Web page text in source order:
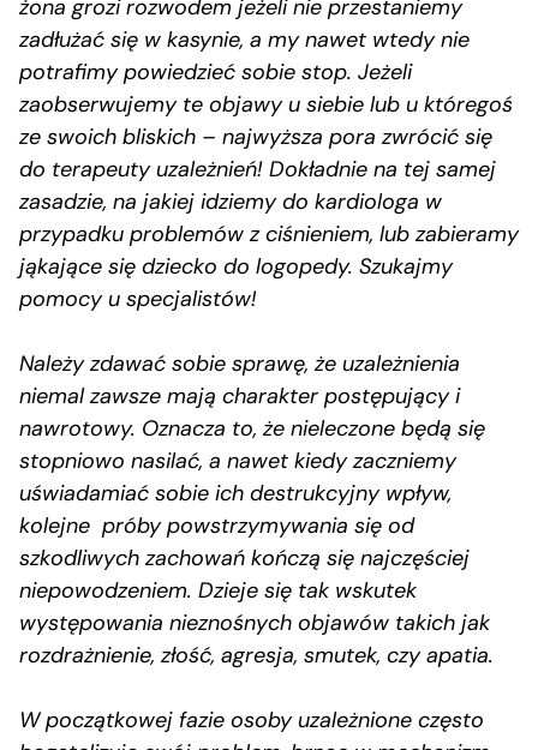
żona grozi rozwodem jeżeli nie przestaniemy
zadłużać się w kasynie, a my nawet wtedy nie
potrafimy powiedzieć sobie stop. Jeżeli
zaobserwujemy te objawy u siebie lub u któregoś
ze swoich bliskich – najwyższa pora zwrócić się
do terapeuty uzależnień! Dokładnie na tej samej
zasadzie, na jakiej idziemy do kardiologa w
przypadku problemów z ciśnieniem, lub zabieramy
jąkające się dziecko do logopedy. Szukajmy
pomocy u specjalistów!
Należy zdawać sobie sprawę, że uzależnienia
niemal zawsze mają charakter postępujący i
nawrotowy. Oznacza to, że nieleczone będą się
stopniowo nasilać, a nawet kiedy zaczniemy
uświadamiać sobie ich destrukcyjny wpływ,
kolejne próby powstrzymywania się od
szkodliwych zachowań kończą się najczęściej
niepowodzeniem. Dzieje się tak wskutek
występowania nieznośnych objawów takich jak
rozdrażnienie, złość, agresja, smutek, czy apatia.
W początkowej fazie osoby uzależnione często